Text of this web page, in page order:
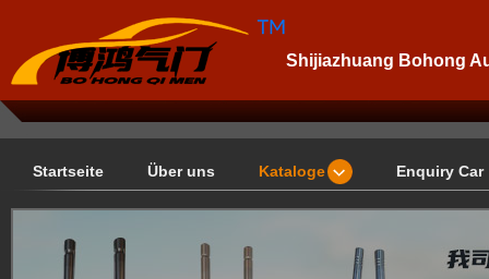
Shijiazhuang Bohong
Startseite Über uns Kataloge Enquiry Car